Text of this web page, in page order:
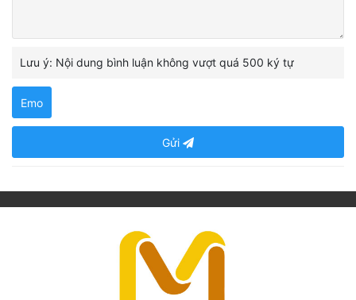
Lưu ý: Nội dung bình luận không vượt quá 500 ký tự
Emo
Gửi